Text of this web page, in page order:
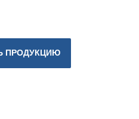
ПРОДУКЦИЮ